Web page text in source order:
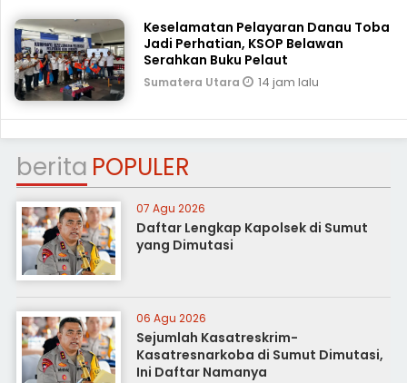
Keselamatan Pelayaran Danau Toba
Jadi Perhatian, KSOP Belawan
Serahkan Buku Pelaut
Sumatera Utara 14 jam lalu
berita POPULER
07 Agu 2026
Daftar Lengkap Kapolsek di Sumut
yang Dimutasi
06 Agu 2026
Sejumlah Kasatreskrim-
Kasatresnarkoba di Sumut Dimutasi,
Ini Daftar Namanya